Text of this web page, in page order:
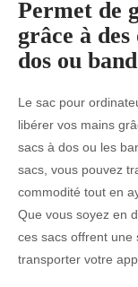
Permet de
grâce à des
dos ou
Le sac pour
libérer vos mains
sacs à dos ou les
sacs, vous pouvez
commodité tout en
Que vous soyez en
ces sacs offrent une
transporter votre